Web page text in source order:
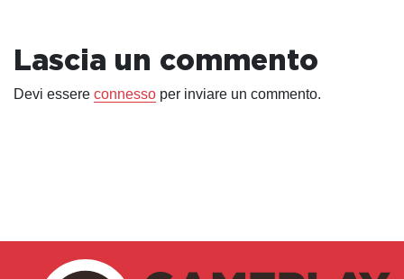
Lascia un commento
Devi essere connesso per inviare un commento.